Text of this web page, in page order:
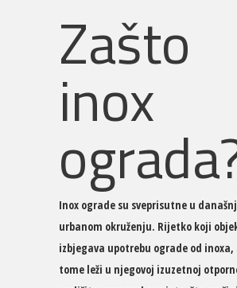
Zašto
inox
Inox ograde su sveprisutne u
urbanom okruženju. Rijetko koji
izbjegava upotrebu ograde od inoxa,
tome leži u njegovoj izuzetnoj